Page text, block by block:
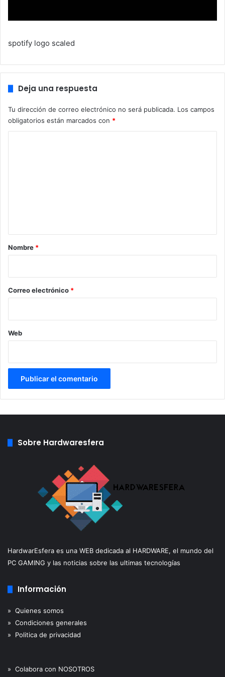
spotify logo scaled
Deja una respuesta
Tu dirección de correo electrónico no será publicada. Los campos
obligatorios están marcados con *
r
*
Nombre *
Correo electrónico *
Web
Sobre Hardwaresfera
HardwarEsfera es una WEB dedicada al HARDWARE, el mundo del
PC GAMING y las noticias sobre las ultimas tecnologías
Información
» Quienes somos
» Condiciones generales
» Politica de privacidad
» Colabora con NOSOTROS